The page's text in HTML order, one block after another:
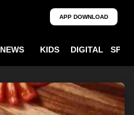
APP DOWNLOAD
NEWS KIDS DIGITAL